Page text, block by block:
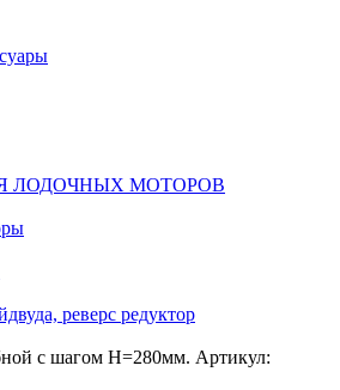
ЛОДОЧНЫХ МОТОРОВ
реверс редуктор
с шагом Н=280мм. Артикул: